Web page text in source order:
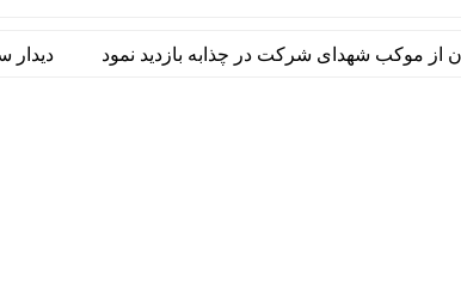
شهدای شرکت در چذابه بازدید نمود دیدار